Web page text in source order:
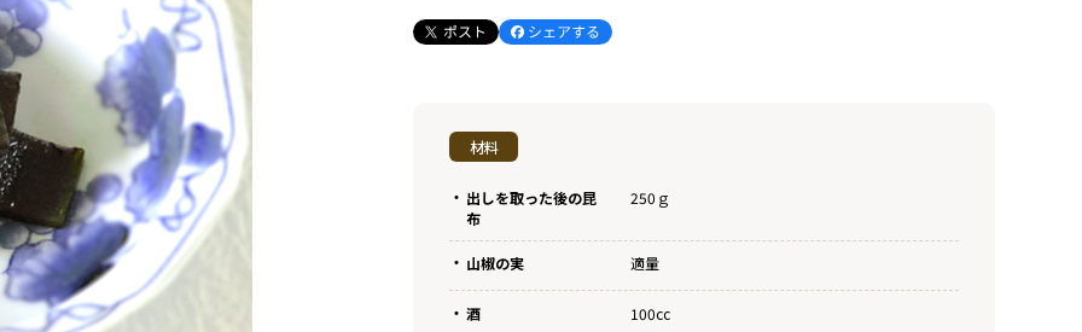
材料
出しを取った後の昆
布
250ｇ
山椒の実 適量
酒 100cc